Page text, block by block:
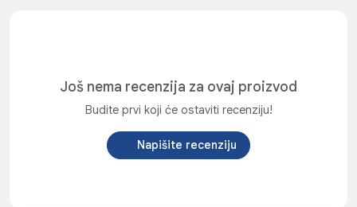
Još nema recenzija za ovaj proizvod
Budite prvi koji će ostaviti recenziju!
Napišite recenziju